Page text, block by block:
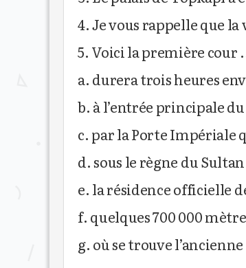
4. Je vous rappelle que
5. Voici la première cour
a. durera trois heures
b. à l’entrée principale
c. par la Porte Impériale
d. sous le règne du
e. la résidence officielle
f. quelques 700 000
g. où se trouve